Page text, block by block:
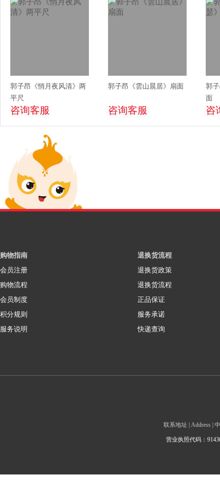
郭子昂《悄月夜风清》两
平尺
咨询客服
郭子昂《雲山晨居》扇面
咨询客服
郭
面
咨
购物指南
会员注册
购物流程
会员制度
积分规则
服务说明
退换货流程
退换货政策
退换货流程
正品保证
服务承诺
快递查询
联系地址 | Address |
营业执照代码：